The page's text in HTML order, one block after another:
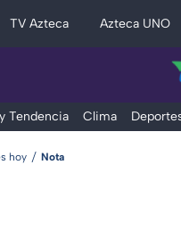
TV Azteca Azteca UNO
Tendencia Clima
hoy Nota